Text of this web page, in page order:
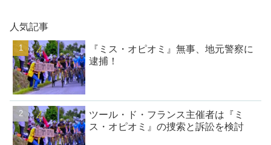
人気記事
『ミス・オピオミ』無事、地元警察に
逮捕！
ツール・ド・フランス主催者は『ミ
ス・オピオミ』の捜索と訴訟を検討